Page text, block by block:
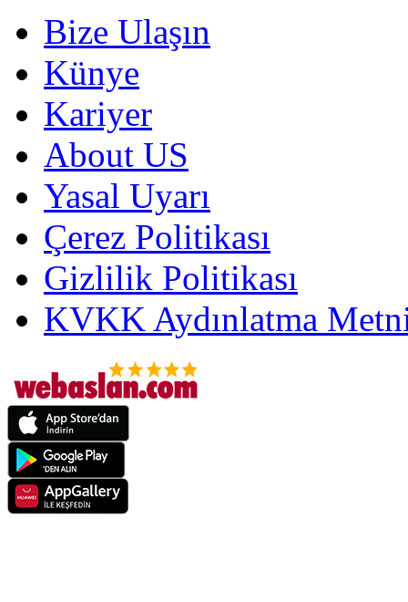
Bize Ulaşın
Künye
Kariyer
About US
Yasal Uyarı
Çerez Politikası
Gizlilik Politikası
KVKK Aydınlatma